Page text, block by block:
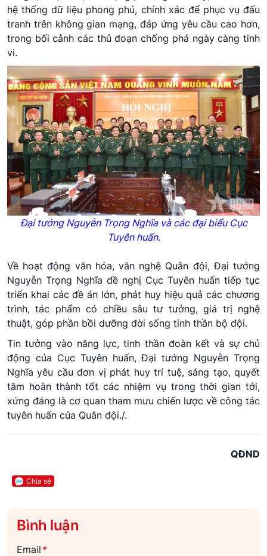
hệ thống dữ liệu phong phú, chính xác để phục vụ đấu
tranh trên không gian mạng, đáp ứng yêu cầu cao hơn,
trong bối cảnh các thủ đoạn chống phá ngày càng tinh
vi.
Đại tướng Nguyễn Trọng Nghĩa và các đại biểu Cục
Tuyên huấn.
Về hoạt động văn hóa, văn nghệ Quân đội, Đại tướng
Nguyễn Trọng Nghĩa đề nghị Cục Tuyên huấn tiếp tục
triển khai các đề án lớn, phát huy hiệu quả các chương
trình, tác phẩm có chiều sâu tư tưởng, giá trị nghệ
thuật, góp phần bồi dưỡng đời sống tinh thần bộ đội.
Tin tưởng vào năng lực, tinh thần đoàn kết và sự chủ
động của Cục Tuyên huấn, Đại tướng Nguyễn Trọng
Nghĩa yêu cầu đơn vị phát huy trí tuệ, sáng tạo, quyết
tâm hoàn thành tốt các nhiệm vụ trong thời gian tới,
xứng đáng là cơ quan tham mưu chiến lược về công tác
tuyên huấn của Quân đội./.
QĐND
Chia sẻ
Bình luận
Email *